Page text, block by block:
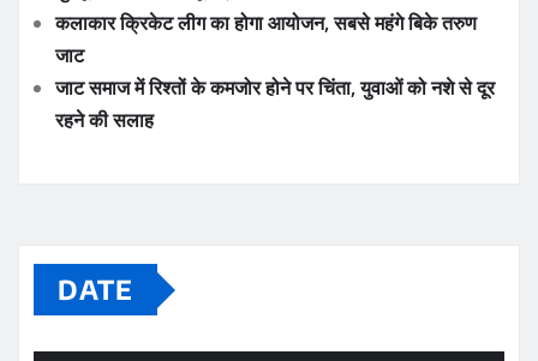
कलाकार क्रिकेट लीग का होगा आयोजन, सबसे महंगे बिके तरुण
जाट
जाट समाज में रिश्तों के कमजोर होने पर चिंता, युवाओं को नशे से दूर
रहने की सलाह
DATE